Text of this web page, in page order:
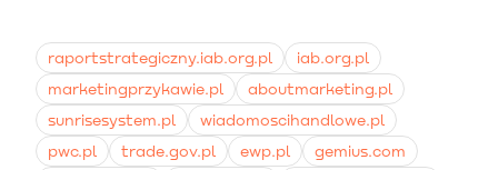
do 8 PLN w zależności od wybranego celu
reklamowego i sezonu.
raportstrategiczny.iab.org.pl
iab.org.pl
marketingprzykawie.pl
aboutmarketing.pl
sunrisesystem.pl
wiadomoscihandlowe.pl
pwc.pl
trade.gov.pl ewp.pl
gemius.com